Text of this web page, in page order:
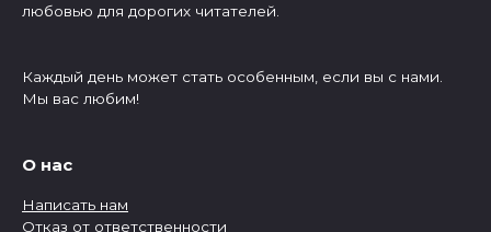
любовью для дорогих читателей.
Каждый день может стать особенным, если вы с нами.
Мы вас любим!
О нас
Написать нам
Отказ от ответственности